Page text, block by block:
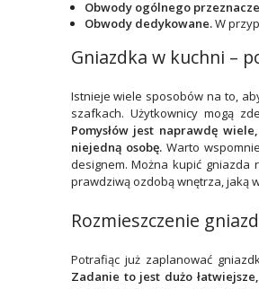
Obwody ogólnego
Obwody dedykowane.W
Gniazdka w kuchni –
Istnieje wiele sposobów na to,
szafkach. Użytkownicy mogą
Pomysłów jest naprawdę
niejedną osobę. Warto
designem. Można kupić gniazda
prawdziwą ozdobą wnętrza, jaką
Rozmieszczenie
Potrafiąc już zaplanować
Zadanie to jest dużo